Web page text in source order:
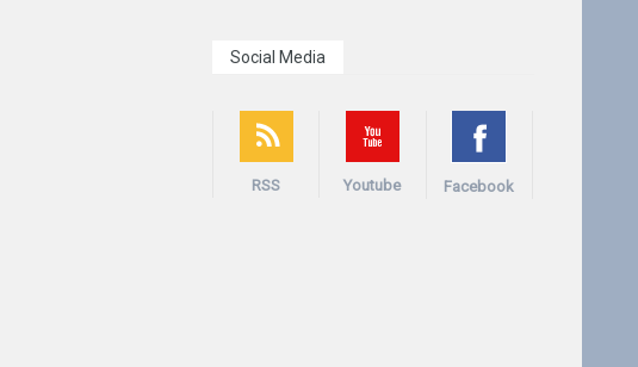
Social Media
RSS Youtube Facebook